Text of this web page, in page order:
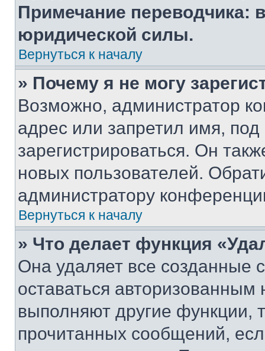
Примечание переводчика:
юридической силы.
Вернуться к началу
» Почему я не могу
Возможно, администратор
адрес или запретил имя,
зарегистрироваться. Он
новых пользователей.
администратору
Вернуться к началу
» Что делает функция
Она удаляет все созданные
оставаться
выполняют другие функции,
прочитанных сообщений,